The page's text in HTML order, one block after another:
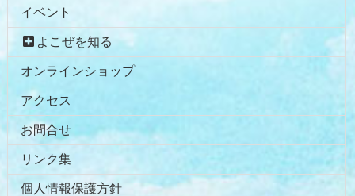
イベント
よこぜを知る
オンラインショップ
アクセス
お問合せ
リンク集
個人情報保護方針